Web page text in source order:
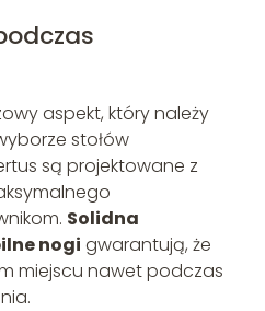
aspekt, który należy
stołów
są projektowane z
Solidna
nogi gwarantują, że
miejscu nawet podczas